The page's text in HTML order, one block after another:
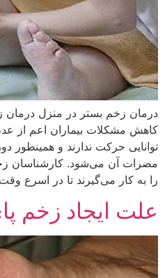
درمان زخم بستر در منزل
کاهش مشکلات بیماران اعم از عدم
توانایی حرکت ندارند و همینطور
مضرات آن می‌شود. کارشناسان
را به کار می‌گیرند تا در اسرع
علت ایجاد زخم